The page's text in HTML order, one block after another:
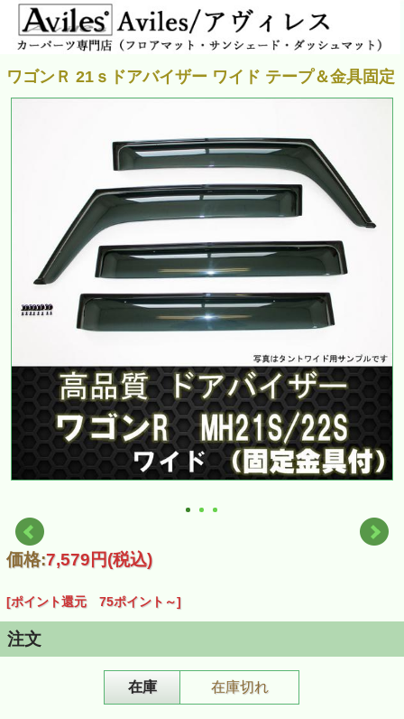
ワゴンＲ 21ｓドアバイザー ワイド テープ＆金具固定
価格:7,579円(税込)
[ポイント還元 75ポイント～]
注文
在庫 在庫切れ